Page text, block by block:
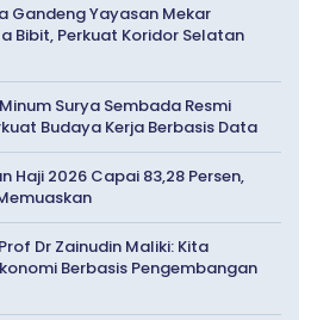
Gandeng Yayasan Mekar
Bibit, Perkuat Koridor Selatan
Surya Sembada Resmi
Budaya Kerja Berbasis Data
Haji 2026 Capai 83,28 Persen,
Dr Zainudin Maliki: Kita
Berbasis Pengembangan